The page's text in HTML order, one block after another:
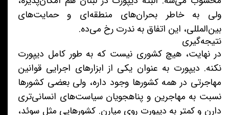
ولی به خاطر بحران‌های منطقه‌ای و حمایت‌های
بین‌المللی، این اتفاق به ندرت رخ می‌ده.
نتیجه‌گیری
در نهایت، هیچ کشوری نیست که به طور کامل دیپورت
نکنه. دیپورت به عنوان یکی از ابزارهای اجرایی قوانین
مهاجرتی در همه کشورها وجود داره، ولی بعضی کشورها
نسبت به مهاجرین و پناهجویان سیاست‌های انسانی‌تری
دارن و کمتر به دیپورت روی میارن. کشورهایی مثل سوئد،